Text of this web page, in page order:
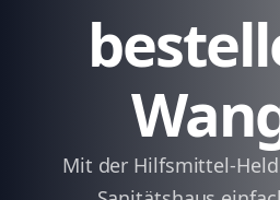
Mit der Hilfsmittel-